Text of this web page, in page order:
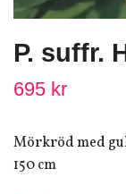
P. suffr.
695 kr
Mörkröd med
150 cm